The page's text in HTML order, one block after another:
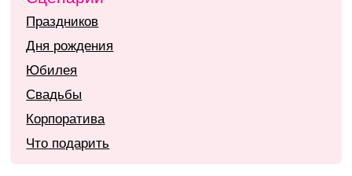
Праздников
Дня рождения
Юбилея
Свадьбы
Корпоратива
Что подарить